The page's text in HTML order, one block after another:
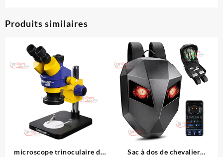
Produits similaires
microscope trinoculaire de
Sac à dos de chevalier